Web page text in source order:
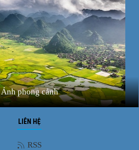
Ảnh phong cảnh
LIÊN HỆ
RSS